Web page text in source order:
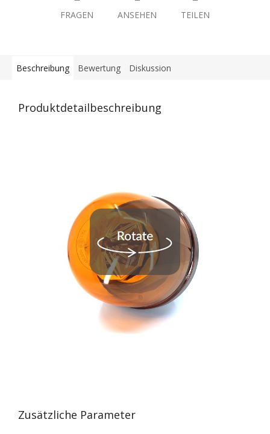
FRAGEN ANSEHEN TEILEN
Beschreibung Bewertung Diskussion
Produktdetailbeschreibung
Zusätzliche Parameter